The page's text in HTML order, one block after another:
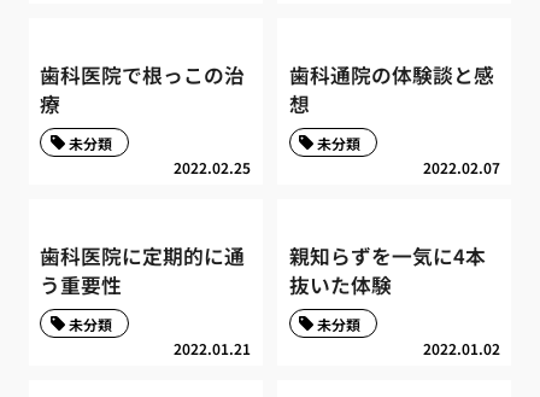
歯科医院で根っこの治
療
2022.02.25
未分類
歯科通院の体験談と感
想
2022.02.07
未分類
歯科医院に定期的に通
う重要性
2022.01.21
未分類
親知らずを一気に4本
抜いた体験
2022.01.02
未分類